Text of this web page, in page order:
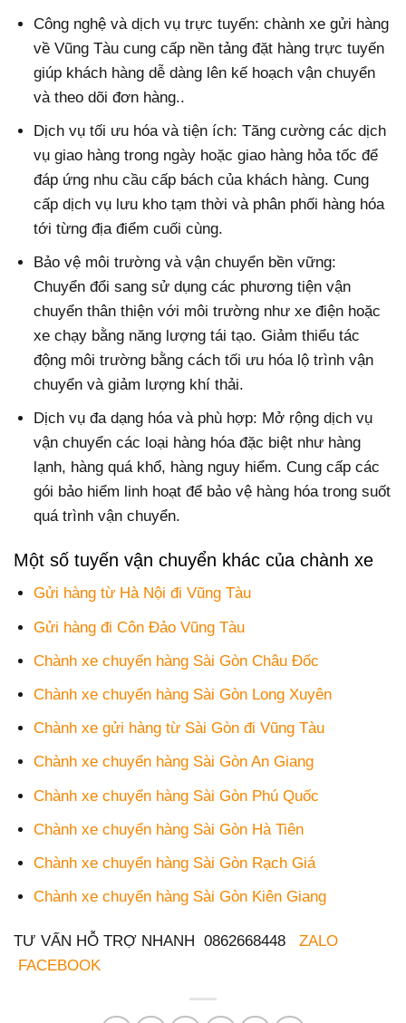
Công nghệ và dịch vụ trực tuyến: chành xe gửi hàng
về Vũng Tàu cung cấp nền tảng đặt hàng trực tuyến
giúp khách hàng dễ dàng lên kế hoạch vận chuyển
và theo dõi đơn hàng..
Dịch vụ tối ưu hóa và tiện ích: Tăng cường các dịch
vụ giao hàng trong ngày hoặc giao hàng hỏa tốc để
đáp ứng nhu cầu cấp bách của khách hàng. Cung
cấp dịch vụ lưu kho tạm thời và phân phối hàng hóa
tới từng địa điểm cuối cùng.
Bảo vệ môi trường và vận chuyển bền vững:
Chuyển đổi sang sử dụng các phương tiện vận
chuyển thân thiện với môi trường như xe điện hoặc
xe chạy bằng năng lượng tái tạo. Giảm thiểu tác
động môi trường bằng cách tối ưu hóa lộ trình vận
chuyển và giảm lượng khí thải.
Dịch vụ đa dạng hóa và phù hợp: Mở rộng dịch vụ
vận chuyển các loại hàng hóa đặc biệt như hàng
lạnh, hàng quá khổ, hàng nguy hiểm. Cung cấp các
gói bảo hiểm linh hoạt để bảo vệ hàng hóa trong suốt
quá trình vận chuyển.
Một số tuyến vận chuyển khác của chành xe
Gửi hàng từ Hà Nội đi Vũng Tàu
Gửi hàng đi Côn Đảo Vũng Tàu
Chành xe chuyển hàng Sài Gòn Châu Đốc
Chành xe chuyển hàng Sài Gòn Long Xuyên
Chành xe gửi hàng từ Sài Gòn đi Vũng Tàu
Chành xe chuyển hàng Sài Gòn An Giang
Chành xe chuyển hàng Sài Gòn Phú Quốc
Chành xe chuyển hàng Sài Gòn Hà Tiên
Chành xe chuyển hàng Sài Gòn Rạch Giá
Chành xe chuyển hàng Sài Gòn Kiên Giang
TƯ VẤN HỖ TRỢ NHANH 0862668448 ZALO
FACEBOOK